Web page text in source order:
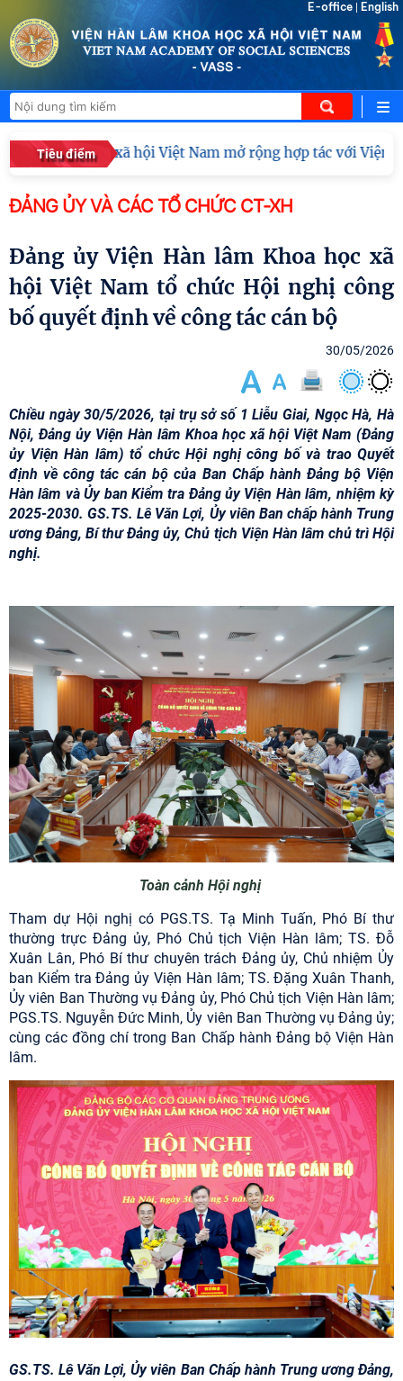
E-office English
Tiêu điểm
Khoa học xã hội Việt Nam mở rộng hợp tác với Viện
ĐẢNG ỦY VÀ CÁC TỔ CHỨC CT-XH
Đảng ủy Viện Hàn lâm Khoa học xã
hội Việt Nam tổ chức Hội nghị công
bố quyết định về công tác cán bộ
30/05/2026
Chiều ngày 30/5/2026, tại trụ sở số 1 Liễu Giai, Ngọc Hà, Hà
Nội, Đảng ủy Viện Hàn lâm Khoa học xã hội Việt Nam (Đảng
ủy Viện Hàn lâm) tổ chức Hội nghị công bố và trao Quyết
định về công tác cán bộ của Ban Chấp hành Đảng bộ Viện
Hàn lâm và Ủy ban Kiểm tra Đảng ủy Viện Hàn lâm, nhiệm kỳ
2025-2030. GS.TS. Lê Văn Lợi, Ủy viên Ban chấp hành Trung
ương Đảng, Bí thư Đảng ủy, Chủ tịch Viện Hàn lâm chủ trì Hội
nghị.
Toàn cảnh Hội nghị
Tham dự Hội nghị có PGS.TS. Tạ Minh Tuấn, Phó Bí thư
thường trực Đảng ủy, Phó Chủ tịch Viện Hàn lâm; TS. Đỗ
Xuân Lân, Phó Bí thư chuyên trách Đảng ủy, Chủ nhiệm Ủy
ban Kiểm tra Đảng ủy Viện Hàn lâm; TS. Đặng Xuân Thanh,
Ủy viên Ban Thường vụ Đảng ủy, Phó Chủ tịch Viện Hàn lâm;
PGS.TS. Nguyễn Đức Minh, Ủy viên Ban Thường vụ Đảng ủy;
cùng các đồng chí trong Ban Chấp hành Đảng bộ Viện Hàn
lâm.
GS.TS. Lê Văn Lợi, Ủy viên Ban Chấp hành Trung ương Đảng,